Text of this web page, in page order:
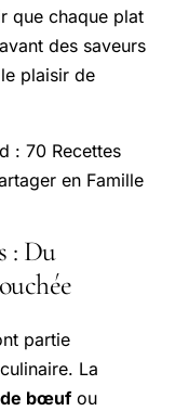
que chaque plat
des saveurs
plaisir de
: 70 Recettes
en Famille
: Du
partie
La
bœufou